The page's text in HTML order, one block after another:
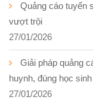
Quảng cáo tuyển
vượt trội
27/01/2026
Giải pháp quảng
huynh, đúng học
27/01/2026